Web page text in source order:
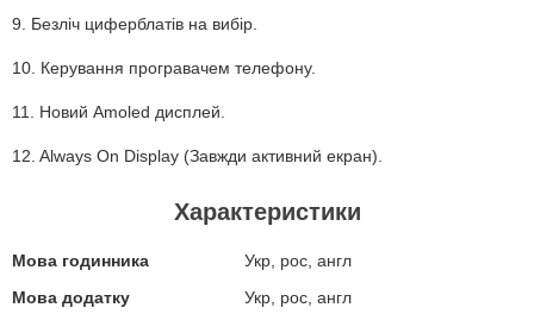
9. Безліч циферблатів на вибір.
10. Керування програвачем телефону.
11. Новий Amoled дисплей.
12. Always On Display (Завжди активний екран).
Характеристики
Мова годинника
Укр, рос, англ
Мова додатку
Укр, рос, англ